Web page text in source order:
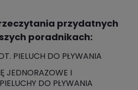
przydatnych
poradnikach:
PIELUCH DO PŁYWANIA
JEDNORAZOWE I
DO PŁYWANIA